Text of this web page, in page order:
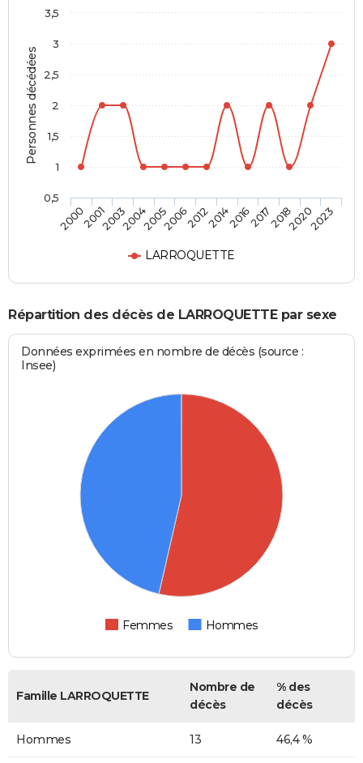
Personnes décédées
LARROQUETTE
2000200120032004200520062012201420162017201820202023
0,5
1
1,5
2
2,5
3
3,5
Répartition des décès de LARROQUETTE par sexe
Données exprimées en nombre de décès (source :
Insee)
Femmes Hommes
Famille LARROQUETTE
Nombre de
décès
% des
décès
Hommes 13 46,4 %